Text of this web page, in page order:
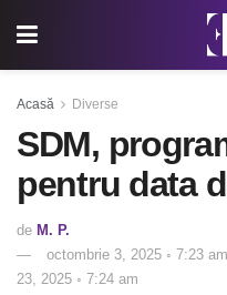
Acasă Diverse
SDM,
pentru data
de M. P.
octombrie 3, 2025 ◦ 7:23
23, 2025 ◦ 7:24 am